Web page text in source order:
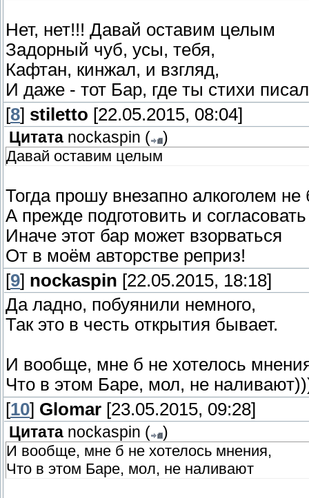
Нет, нет!!! Давай оставим целым
Задорный чуб, усы, тебя,
Кафтан, кинжал, и взгляд,
И даже - тот Бар, где ты стихи
[8] stiletto [22.05.2015, 08:04]
Цитата nockaspin (
)
Давай оставим целым
Тогда прошу внезапно алкоголем не
А прежде подготовить и
Иначе этот бар может взорваться
От в моём авторстве реприз!
[9] nockaspin [22.05.2015, 18:18]
Да ладно, побуянили немного,
Так это в честь открытия бывает.
И вообще, мне б не хотелось
Что в этом Баре, мол, не
[10] Glomar [23.05.2015, 09:28]
Цитата nockaspin (
)
И вообще, мне б не хотелось мнения,
Что в этом Баре, мол, не наливают